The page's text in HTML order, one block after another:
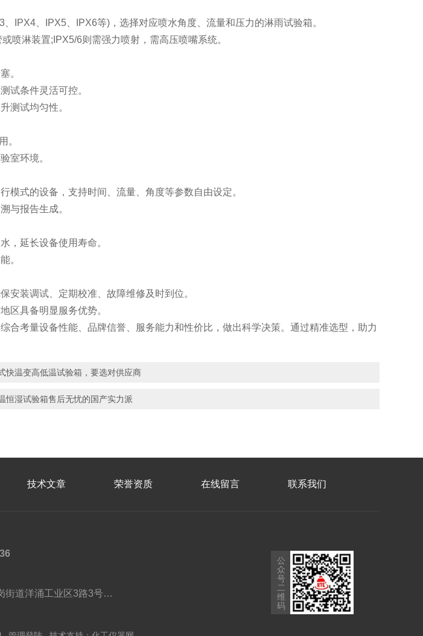
IPX4、IPX5、IPX6等)，选择对应喷水角度、流量和压力的淋雨试验箱。
喷淋装置;IPX5/6则需强力喷射，需高压喷嘴系统。
。
试条件灵活可控。
测试均匀性。
。
室环境。
模式的设备，支持时间、流量、角度等参数自由设定。
与报告生成。
，延长设备使用寿命。
。
安装调试、定期校准、故障维修及时到位。
区具备明显服务优势。
合考量设备性能、品牌信誉、服务能力和性价比，做出科学决策。通过精准选型，助力
快温变高低温试验箱，要选对供应商
恒湿试验箱售后无忧的国产实力派
技术文章 荣誉资质 在线留言 联系我们
深圳市宝安区松岗街道洋涌工业区3路3号B栋厂房
公
众
号
二
维
码